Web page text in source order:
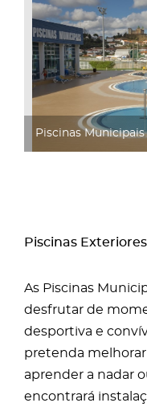
Piscinas Municipais
Piscinas Exteriores
As Piscinas
desfrutar de
desportiva e
pretenda melhorar
aprender a nadar
encontrará